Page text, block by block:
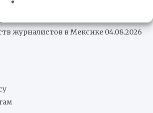
журналистов в Мексике 04.08.2026